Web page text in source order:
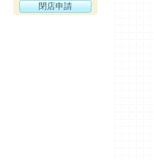
閉店申請